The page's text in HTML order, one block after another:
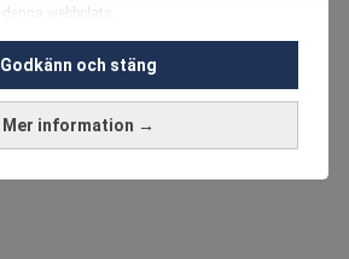
webbplats.
ytterligare i vårcookie-policy
och personuppgifter för dessa syften:
och liknande tekniker, anpassning av
Mer information →
Godkänn och stäng